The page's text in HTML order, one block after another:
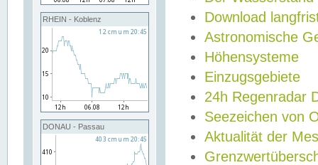
RHEIN - Koblenz
DONAU - Passau
Download
Astronomische
Höhensysteme
Einzugsgebiete
24h Regenradar
Seezeichen von
Aktualität der